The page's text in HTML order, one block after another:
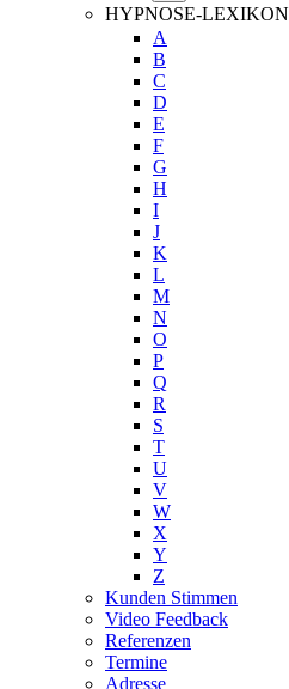
HYPNOSE-LEXIKON
A
B
C
D
E
F
G
H
I
J
K
L
M
N
O
P
Q
R
S
T
U
V
W
X
Y
Z
Kunden Stimmen
Video Feedback
Referenzen
Termine
Adresse